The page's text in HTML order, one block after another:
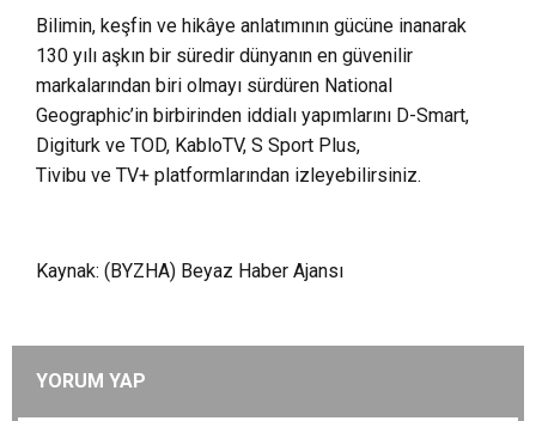
Bilimin, keşfin ve hikâye anlatımının gücüne inanarak
130 yılı aşkın bir süredir dünyanın en güvenilir
markalarından biri olmayı sürdüren National
Geographic’in birbirinden iddialı yapımlarını D-Smart,
Digiturk ve TOD, KabloTV, S Sport Plus,
Tivibu ve TV+ platformlarından izleyebilirsiniz.
Kaynak: (BYZHA) Beyaz Haber Ajansı
YORUM YAP